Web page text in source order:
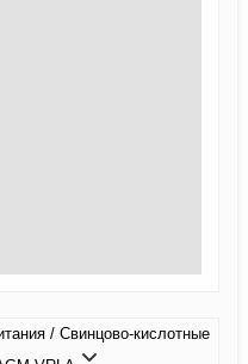
/ Свинцово-кислотные